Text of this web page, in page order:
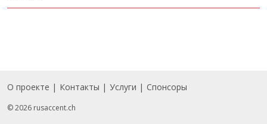
Footer
О проекте Контакты Услуги Спонсоры
© 2026 rusaccent.ch